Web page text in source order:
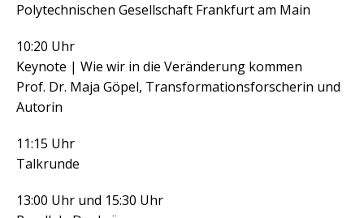
Polytechnischen Gesellschaft Frankfurt am Main
10:20 Uhr
Keynote | Wie wir in die Veränderung kommen
Prof. Dr. Maja Göpel, Transformationsforscherin und
Autorin
11:15 Uhr
Talkrunde
13:00 Uhr und 15:30 Uhr